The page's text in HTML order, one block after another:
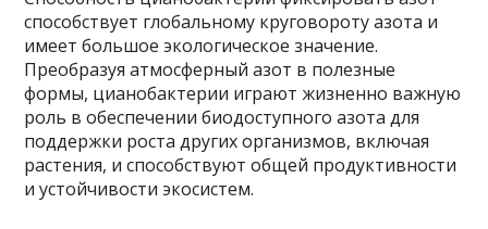
способствует глобальному круговороту азота и
имеет большое экологическое значение.
Преобразуя атмосферный азот в полезные
формы, цианобактерии играют жизненно важную
роль в обеспечении биодоступного азота для
поддержки роста других организмов, включая
растения, и способствуют общей продуктивности
и устойчивости экосистем.